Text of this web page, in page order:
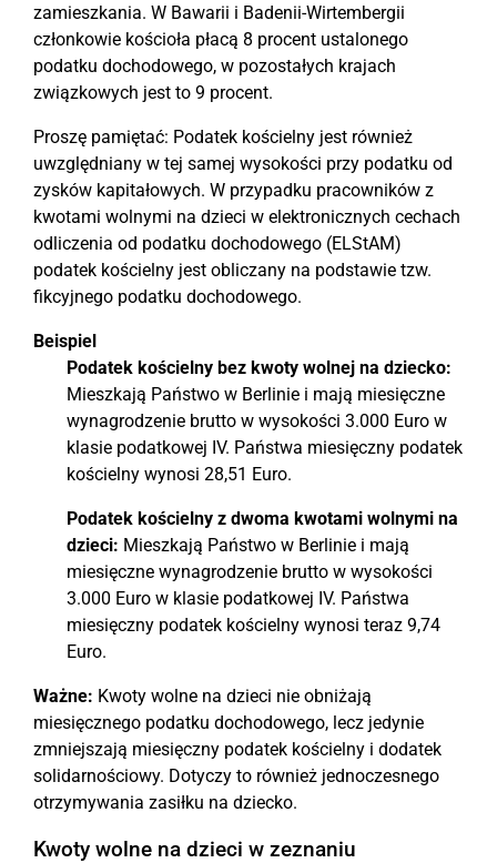
zamieszkania. W Bawarii i Badenii-Wirtembergii
członkowie kościoła płacą 8 procent ustalonego
podatku dochodowego, w pozostałych krajach
związkowych jest to 9 procent.
Proszę pamiętać: Podatek kościelny jest również
uwzględniany w tej samej wysokości przy podatku od
zysków kapitałowych. W przypadku pracowników z
kwotami wolnymi na dzieci w elektronicznych cechach
odliczenia od podatku dochodowego (ELStAM)
podatek kościelny jest obliczany na podstawie tzw.
fikcyjnego podatku dochodowego.
Beispiel
Podatek kościelny bez kwoty wolnej na dziecko:
Mieszkają Państwo w Berlinie i mają miesięczne
wynagrodzenie brutto w wysokości 3.000 Euro w
klasie podatkowej IV. Państwa miesięczny podatek
kościelny wynosi 28,51 Euro.
Podatek kościelny z dwoma kwotami wolnymi na
dzieci: Mieszkają Państwo w Berlinie i mają
miesięczne wynagrodzenie brutto w wysokości
3.000 Euro w klasie podatkowej IV. Państwa
miesięczny podatek kościelny wynosi teraz 9,74
Euro.
Ważne: Kwoty wolne na dzieci nie obniżają
miesięcznego podatku dochodowego, lecz jedynie
zmniejszają miesięczny podatek kościelny i dodatek
solidarnościowy. Dotyczy to również jednoczesnego
otrzymywania zasiłku na dziecko.
Kwoty wolne na dzieci w zeznaniu